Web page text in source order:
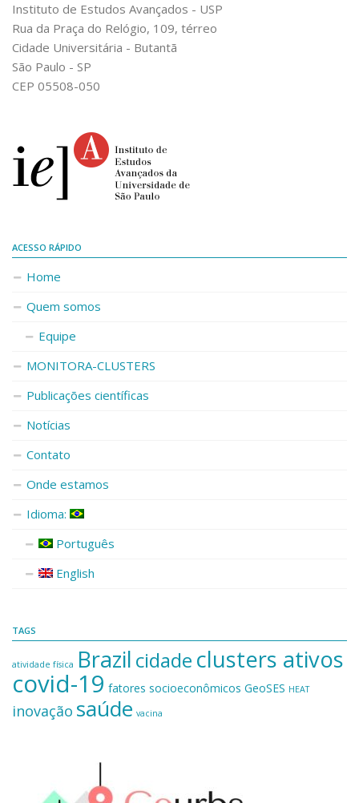
Instituto de Estudos Avançados - USP
Rua da Praça do Relógio, 109, térreo
Cidade Universitária - Butantã
São Paulo - SP
CEP 05508-050
ACESSO RÁPIDO
Home
Quem somos
Equipe
MONITORA-CLUSTERS
Publicações científicas
Notícias
Contato
Onde estamos
Idioma:
Português
English
TAGS
atividade física Brazil cidade clusters ativos
covid-19 fatores socioeconômicos GeoSES HEAT
inovação saúde vacina